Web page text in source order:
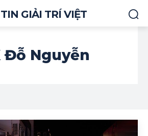
TIN GIẢI TRÍ VIỆT
Đỗ Nguyễn